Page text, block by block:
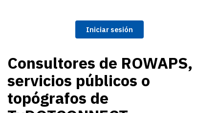
Iniciar sesión
Consultores de ROWAPS,
servicios públicos o
topógrafos de